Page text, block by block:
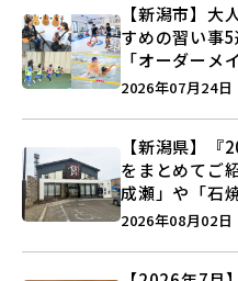
【新潟市】大
すめの習い事
「オーダーメ
キックボクシ
2026年07月24日
【新潟県】『
をまとめてご
成瀬」や「石
営業に幕…。
2026年08月02日